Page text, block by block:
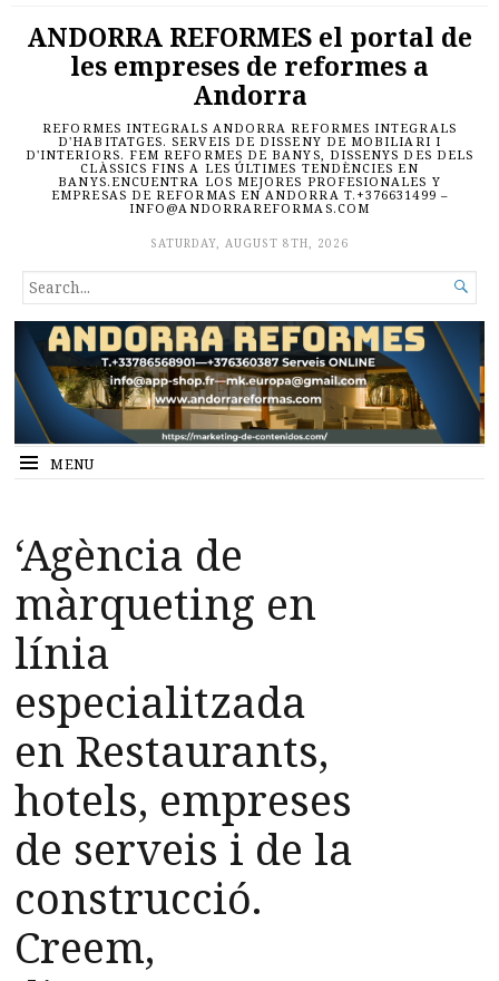
ANDORRA REFORMES el portal de
les empreses de reformes a
Andorra
REFORMES INTEGRALS ANDORRA REFORMES INTEGRALS
D'HABITATGES. SERVEIS DE DISSENY DE MOBILIARI I
D'INTERIORS. FEM REFORMES DE BANYS, DISSENYS DES DELS
CLÀSSICS FINS A LES ÚLTIMES TENDÈNCIES EN
BANYS.ENCUENTRA LOS MEJORES PROFESIONALES Y
EMPRESAS DE REFORMAS EN ANDORRA T.+376631499 –
INFO@ANDORRAREFORMAS.COM
SATURDAY, AUGUST 8TH, 2026
SEARCH
FOR...

MENU
‘Agència de
màrqueting en
línia
especialitzada
en Restaurants,
hotels, empreses
de serveis i de la
construcció.
Creem,